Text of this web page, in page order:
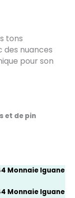
tons
des nuances
pour son
et de pin
Monnaie Iguane
Monnaie Iguane